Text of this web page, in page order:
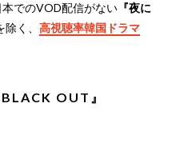
でのVOD配信がない 『夜に
除く、 高視聴率韓国ドラマ
OUT』